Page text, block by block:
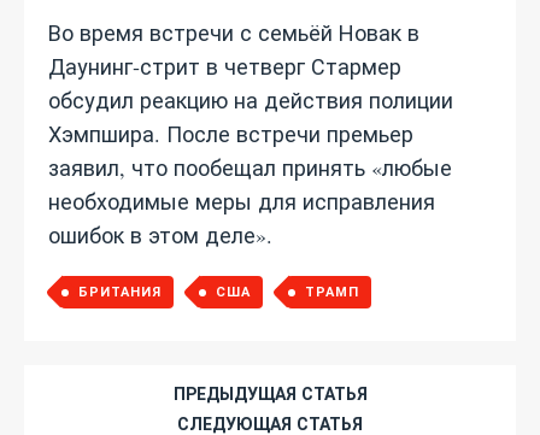
Во время встречи с семьёй Новак в
Даунинг‑стрит в четверг Стармер
обсудил реакцию на действия полиции
Хэмпшира. После встречи премьер
заявил, что пообещал принять «любые
необходимые меры для исправления
ошибок в этом деле».
БРИТАНИЯ США ТРАМП
ПРЕДЫДУЩАЯ СТАТЬЯ
СЛЕДУЮЩАЯ СТАТЬЯ